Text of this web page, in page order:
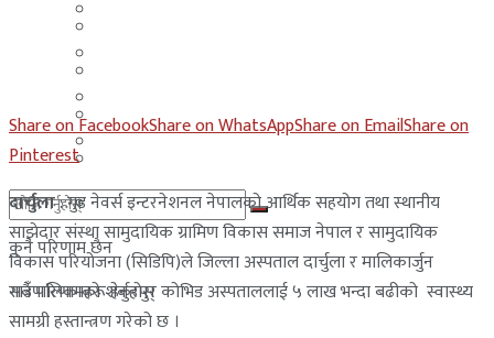
साउदी अरब
कुनै परिणाम छैन
सबै परिणामहरू हेर्नुहोस्
युएई
साउदी अरब
Share on FacebookShare on WhatsAppShare on EmailShare on
Pinterest
दार्चुला: गुड नेवर्स इन्टरनेशनल नेपालको आर्थिक सहयोग तथा स्थानीय
साझेदार संस्था सामुदायिक ग्रामिण विकास समाज नेपाल र सामुदायिक
विकास परियोजना (सिडिपि)ले जिल्ला अस्पताल दार्चुला र मालिकार्जुन
गाउँपालिकाको शंकरपुर कोभिड अस्पताललाई ५ लाख भन्दा बढीको स्वास्थ्य
सामग्री हस्तान्त्रण गरेको छ ।